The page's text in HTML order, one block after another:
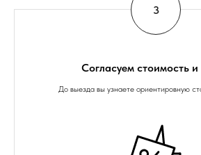
Согласуем стоимость
До выезда вы узнаете ориентировную